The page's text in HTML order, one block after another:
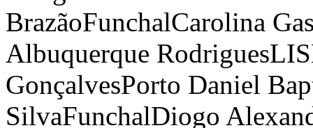
BrazãoFunchalCarolina
Albuquerque Rodrigues
GonçalvesPorto Daniel
SilvaFunchalDiogo